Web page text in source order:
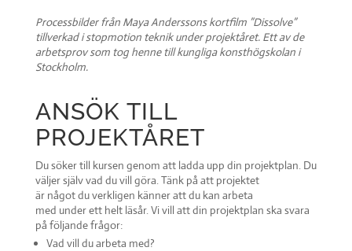
Processbilder från Maya Anderssons kortfilm ”Dissolve”
tillverkad i stopmotion teknik under projektåret. Ett av de
arbetsprov som tog henne till kungliga konsthögskolan i
Stockholm.
ANSÖK TILL
PROJEKTÅRET
Du söker till kursen genom att ladda upp din projektplan. Du
väljer själv vad du vill göra. Tänk på att projektet
är något du verkligen känner att du kan arbeta
med under ett helt läsår. Vi vill att din projektplan ska svara
på följande frågor:
Vad vill du arbeta med?